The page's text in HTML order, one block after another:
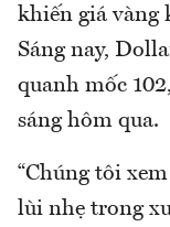
khiến giá vàng
Sáng nay,
quanh mốc
sáng hôm qua.
“Chúng tôi
lùi nhẹ trong